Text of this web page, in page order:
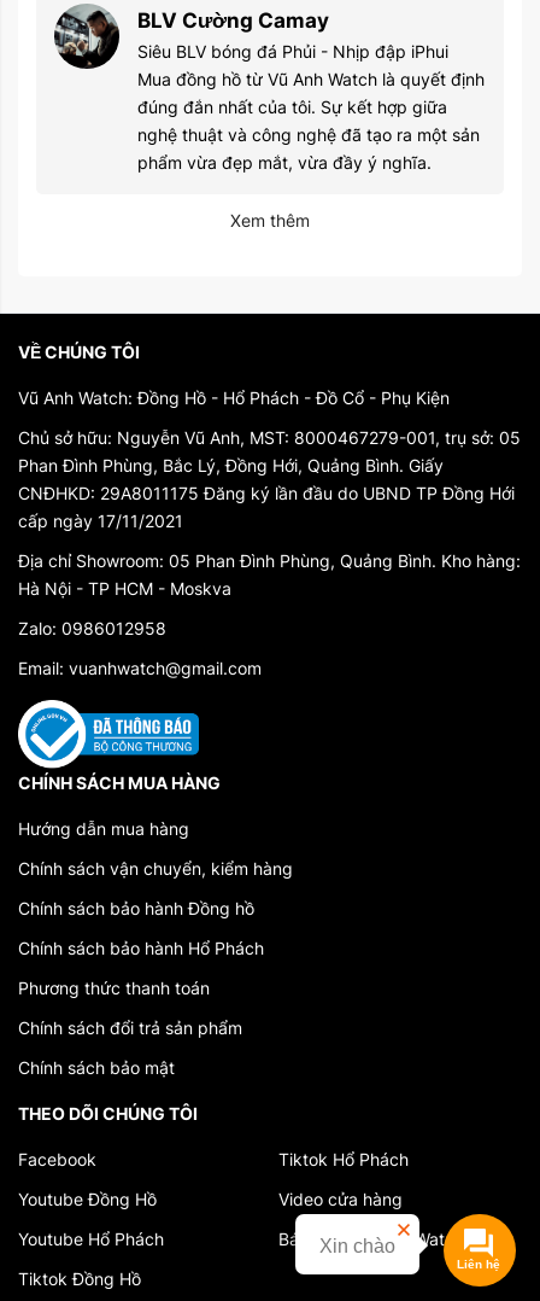
BLV Cường Camay
Siêu BLV bóng đá Phủi - Nhịp đập iPhui
Mua đồng hồ từ Vũ Anh Watch là quyết định
đúng đắn nhất của tôi. Sự kết hợp giữa
nghệ thuật và công nghệ đã tạo ra một sản
phẩm vừa đẹp mắt, vừa đầy ý nghĩa.
Xem thêm
VỀ CHÚNG TÔI
Vũ Anh Watch: Đồng Hồ - Hổ Phách - Đồ Cổ - Phụ Kiện
Chủ sở hữu: Nguyễn Vũ Anh, MST: 8000467279-001, trụ sở: 05
Phan Đình Phùng, Bắc Lý, Đồng Hới, Quảng Bình. Giấy
CNĐHKD: 29A8011175 Đăng ký lần đầu do UBND TP Đồng Hới
cấp ngày 17/11/2021
Địa chỉ Showroom: 05 Phan Đình Phùng, Quảng Bình. Kho hàng:
Hà Nội - TP HCM - Moskva
Zalo: 0986012958
Email: vuanhwatch@gmail.com
CHÍNH SÁCH MUA HÀNG
Hướng dẫn mua hàng
Chính sách vận chuyển, kiểm hàng
Chính sách bảo hành Đồng hồ
Chính sách bảo hành Hổ Phách
Phương thức thanh toán
Chính sách đổi trả sản phẩm
Chính sách bảo mật
THEO DÕI CHÚNG TÔI
Facebook
Youtube Đồng Hồ
Youtube Hổ Phách
Tiktok Đồng Hồ
Tiktok Hổ Phách
Video cửa hàng
Báo chí về VuAnhWatch
Xin chào